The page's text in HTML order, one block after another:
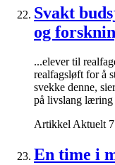
Svakt
og
...elever til
realfagsløft for å
svekke denne,
på livslang læring
ArtikkelAktuelt
En time i